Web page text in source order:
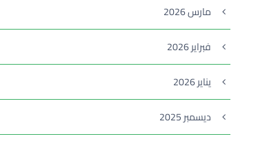
مارس 2026
فبراير 2026
يناير 2026
ديسمبر 2025